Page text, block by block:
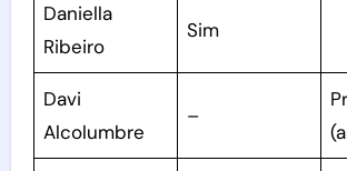
Daniella
Ribeiro
Sim
Davi
Alcolumbre
–